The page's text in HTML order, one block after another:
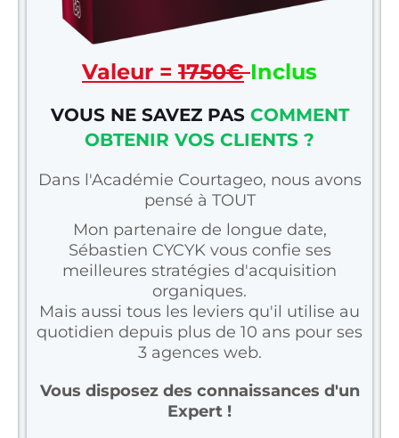
Valeur = 1750€ Inclus
VOUS NE SAVEZ PAS COMMENT
OBTENIR VOS CLIENTS ?
Dans l'Académie Courtageo, nous avons
pensé à TOUT
Mon partenaire de longue date,
Sébastien CYCYK vous confie ses
meilleures stratégies d'acquisition
organiques.
Mais aussi tous les leviers qu'il utilise au
quotidien depuis plus de 10 ans pour ses
3 agences web.
Vous disposez des connaissances d'un
Expert !